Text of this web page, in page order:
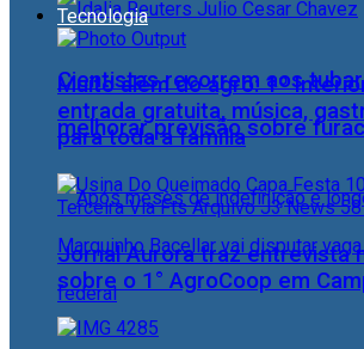
Cientistas recorrem aos
melhorar previsão sobre
Tecnologia
Muito além do agro: 1º
entrada gratuita, música,
para toda a família
Jornal Aurora traz entrevista
sobre o 1° AgroCoop em